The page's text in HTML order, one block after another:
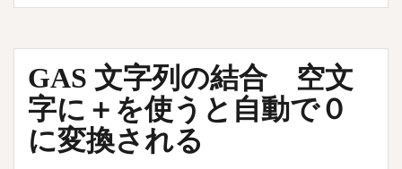
グ
name
と
onclic
な
ど
GAS 文字列の結合 空文
字に＋を使うと自動で０
に変換される